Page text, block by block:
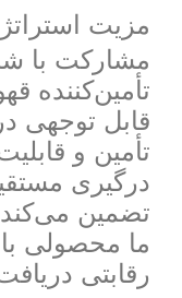
مزیت
مشارکت با
تأمین‌کننده
قابل توجهی
تأمین و
درگیری
تضمین
ما محصولی
رقابتی